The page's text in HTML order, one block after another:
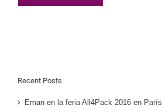
Recent Posts
Eman en la feria All4Pack 2016 en París